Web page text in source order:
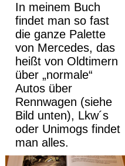
In meinem Buch
findet man so fast
die ganze Palette
von Mercedes, das
heißt von Oldtimern
über „normale“
Autos über
Rennwagen (siehe
Bild unten), Lkw´s
oder Unimogs findet
man alles.